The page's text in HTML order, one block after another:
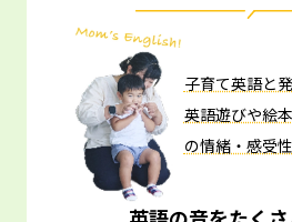
子育て英語と発
英語遊びや絵
の情緒・感受